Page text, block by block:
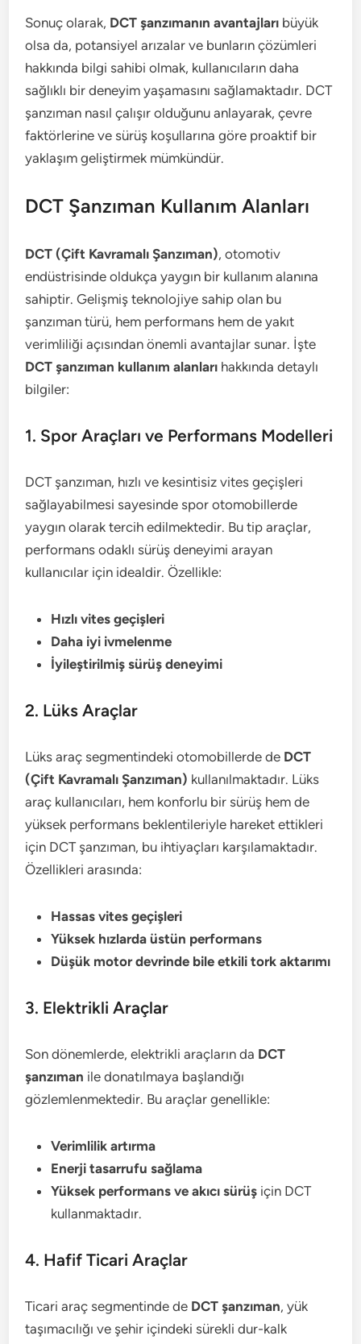
Sonuç olarak, DCT şanzımanın avantajları büyük
olsa da, potansiyel arızalar ve bunların çözümleri
hakkında bilgi sahibi olmak, kullanıcıların daha
sağlıklı bir deneyim yaşamasını sağlamaktadır. DCT
şanzıman nasıl çalışır olduğunu anlayarak, çevre
faktörlerine ve sürüş koşullarına göre proaktif bir
yaklaşım geliştirmek mümkündür.
DCT Şanzıman Kullanım Alanları
DCT (Çift Kavramalı Şanzıman), otomotiv
endüstrisinde oldukça yaygın bir kullanım alanına
sahiptir. Gelişmiş teknolojiye sahip olan bu
şanzıman türü, hem performans hem de yakıt
verimliliği açısından önemli avantajlar sunar. İşte
DCT şanzıman kullanım alanları hakkında detaylı
bilgiler:
1. Spor Araçları ve Performans Modelleri
DCT şanzıman, hızlı ve kesintisiz vites geçişleri
sağlayabilmesi sayesinde spor otomobillerde
yaygın olarak tercih edilmektedir. Bu tip araçlar,
performans odaklı sürüş deneyimi arayan
kullanıcılar için idealdir. Özellikle:
Hızlı vites geçişleri
Daha iyi ivmelenme
İyileştirilmiş sürüş deneyimi
2. Lüks Araçlar
Lüks araç segmentindeki otomobillerde de DCT
(Çift Kavramalı Şanzıman) kullanılmaktadır. Lüks
araç kullanıcıları, hem konforlu bir sürüş hem de
yüksek performans beklentileriyle hareket ettikleri
için DCT şanzıman, bu ihtiyaçları karşılamaktadır.
Özellikleri arasında:
Hassas vites geçişleri
Yüksek hızlarda üstün performans
Düşük motor devrinde bile etkili tork aktarımı
3. Elektrikli Araçlar
Son dönemlerde, elektrikli araçların da DCT
şanzıman ile donatılmaya başlandığı
gözlemlenmektedir. Bu araçlar genellikle:
Verimlilik artırma
Enerji tasarrufu sağlama
Yüksek performans ve akıcı sürüş için DCT
kullanmaktadır.
4. Hafif Ticari Araçlar
Ticari araç segmentinde de DCT şanzıman, yük
taşımacılığı ve şehir içindeki sürekli dur-kalk